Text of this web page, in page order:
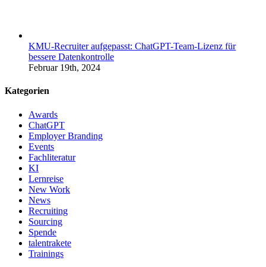
KMU-Recruiter aufgepasst: ChatGPT-Team-Lizenz für
bessere Datenkontrolle
Februar 19th, 2024
Kategorien
Awards
ChatGPT
Employer Branding
Events
Fachliteratur
KI
Lernreise
New Work
News
Recruiting
Sourcing
Spende
talentrakete
Trainings